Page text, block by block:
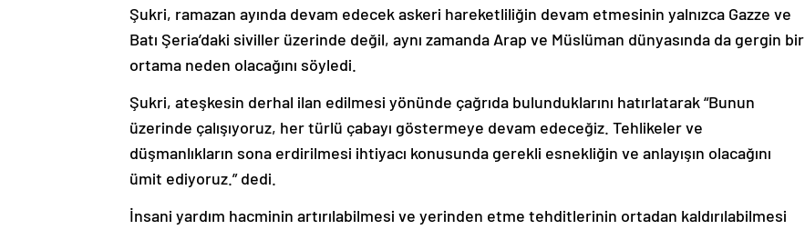
Şukri, ramazan ayında devam edecek askeri hareketliliğin devam etmesinin yalnızca Gazze ve
Batı Şeria’daki siviller üzerinde değil, aynı zamanda Arap ve Müslüman dünyasında da gergin bir
ortama neden olacağını söyledi.
Şukri, ateşkesin derhal ilan edilmesi yönünde çağrıda bulunduklarını hatırlatarak “Bunun
üzerinde çalışıyoruz, her türlü çabayı göstermeye devam edeceğiz. Tehlikeler ve
düşmanlıkların sona erdirilmesi ihtiyacı konusunda gerekli esnekliğin ve anlayışın olacağını
ümit ediyoruz.” dedi.
İnsani yardım hacminin artırılabilmesi ve yerinden etme tehditlerinin ortadan kaldırılabilmesi